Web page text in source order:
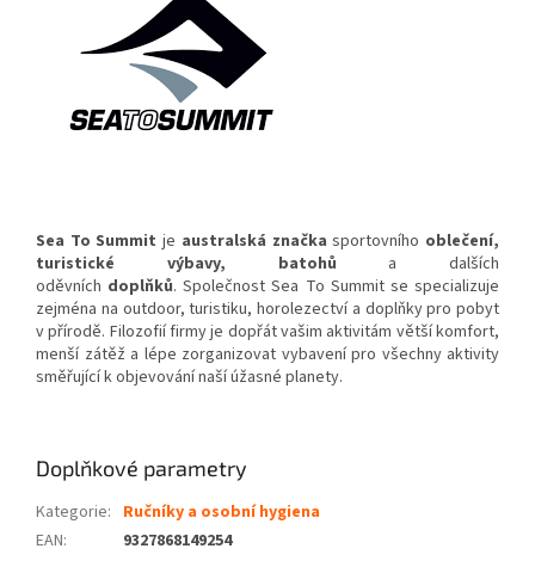
Sea To Summit je australská značka sportovního oblečení,
turistické výbavy, batohů
a dalších
oděvních doplňků. Společnost Sea To Summit se specializuje
zejména na outdoor, turistiku, horolezectví a doplňky pro pobyt
v přírodě. Filozofií firmy je dopřát vašim aktivitám větší komfort,
menší zátěž a lépe zorganizovat vybavení pro všechny aktivity
směřující k objevování naší úžasné planety.
Doplňkové parametry
Kategorie: Ručníky a osobní hygiena
EAN: 9327868149254